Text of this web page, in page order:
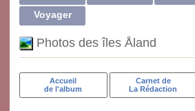
Voyager
Photos des îles Åland
Accueil
de l'album
Carnet de
La Rédaction